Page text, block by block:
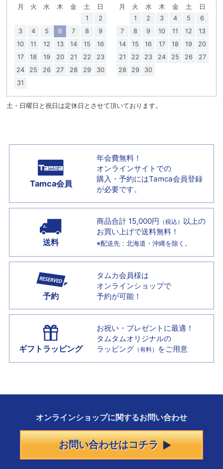
月 火 水 木 金 土
日
1
2
3
4 5 6 7 8
9
10
11 12 13 14 15
16
17
18 19 20 21 22
23
24
25 26 27 28 29
30
31
月 火 水 木 金 土
日
1
2 3 4 5
6
7
8 9 10 11 12
13
14
15 16 17 18 19
20
21
22 23 24 25 26
27
28
29 30
土・日曜日と祝日は定休日とさせて頂いております。
Tamca会員
年会費無料！
オンラインサイトでの
購入・予約にはTamca会員登録
が必要です。
送料
商品合計 15,000円 （税込） 以上の
お買い上げで送料無料！
※配送先：北海道・沖縄を除く。
予約
タムカ会員様は
オンラインショップで
予約が可能！
ギフトラッピング
お祝い・プレゼントに最適！
タムタムオリジナルの
ラッピング （有料） をご用意
オンラインショップに関するお問い合わせ
お問い合わせはコチラ